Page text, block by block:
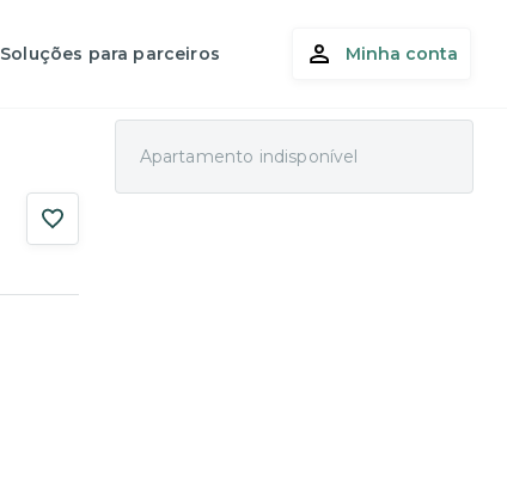
Soluções para parceiros Minha conta
Apartamento indisponível